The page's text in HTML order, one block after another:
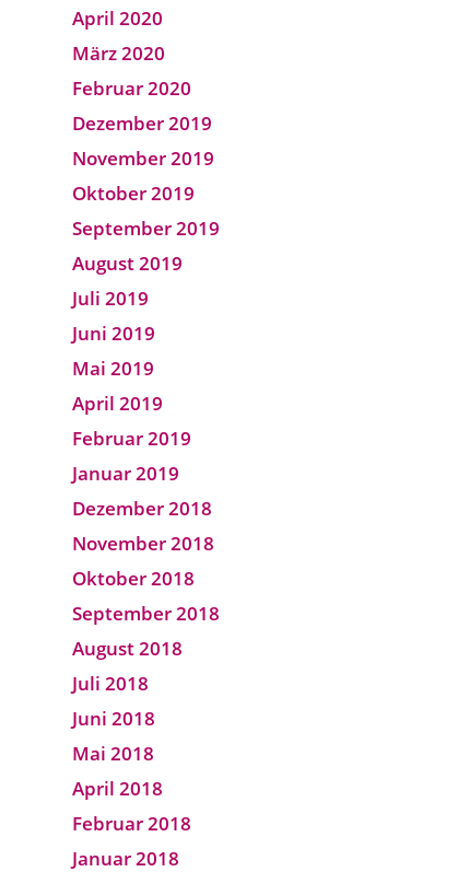
April 2020
März 2020
Februar 2020
Dezember 2019
November 2019
Oktober 2019
September 2019
August 2019
Juli 2019
Juni 2019
Mai 2019
April 2019
Februar 2019
Januar 2019
Dezember 2018
November 2018
Oktober 2018
September 2018
August 2018
Juli 2018
Juni 2018
Mai 2018
April 2018
Februar 2018
Januar 2018